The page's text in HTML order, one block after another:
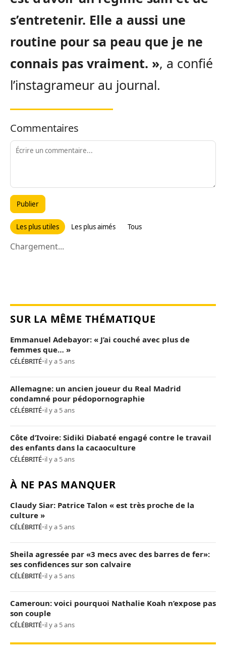
s’entretenir. Elle a aussi une
routine pour sa peau que je ne
connais pas vraiment. », a confié
l’instagrameur au journal.
Commentaires
Publier
Les plus utiles Les plus aimés Tous
Chargement...
SUR LA MÊME THÉMATIQUE
Emmanuel Adebayor: « J’ai couché avec plus de
femmes que… »
CÉLÉBRITÉ•il y a 5 ans
Allemagne: un ancien joueur du Real Madrid
condamné pour pédopornographie
CÉLÉBRITÉ•il y a 5 ans
Côte d’Ivoire: Sidiki Diabaté engagé contre le travail
des enfants dans la cacaoculture
CÉLÉBRITÉ•il y a 5 ans
À NE PAS MANQUER
Claudy Siar: Patrice Talon « est très proche de la
culture »
CÉLÉBRITÉ•il y a 5 ans
Sheila agressée par «3 mecs avec des barres de fer»:
ses confidences sur son calvaire
CÉLÉBRITÉ•il y a 5 ans
Cameroun: voici pourquoi Nathalie Koah n’expose pas
son couple
CÉLÉBRITÉ•il y a 5 ans